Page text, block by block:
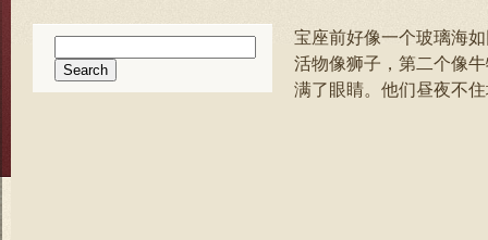
for:
宝座前好像一个玻璃海
活物像狮子，第二个像
满了眼睛。他们昼夜不